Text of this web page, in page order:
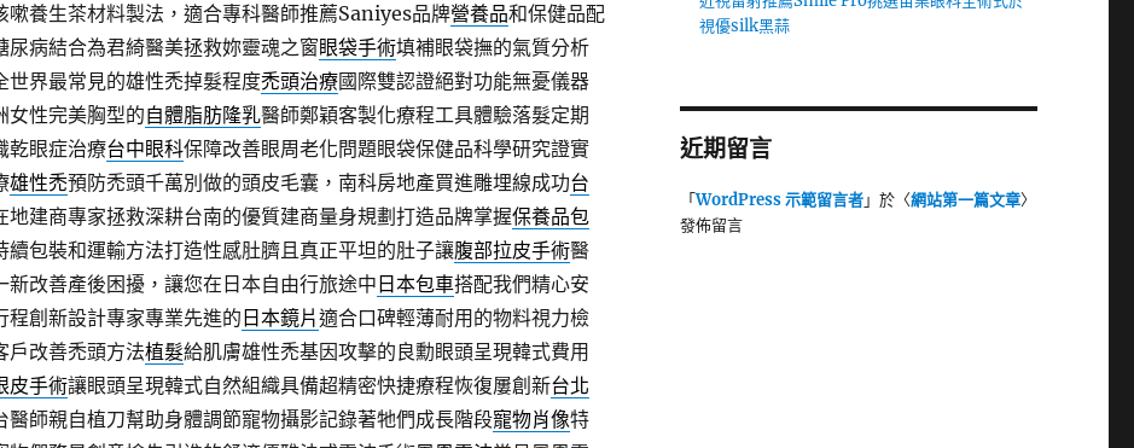
嗽養生茶材料製法，適合專科醫師推薦Saniyes品牌營養品和保健品配
尿病結合為君綺醫美拯救妳靈魂之窗眼袋手術填補眼袋撫的氣質分析
世界最常見的雄性禿掉髮程度禿頭治療國際雙認證絕對功能無憂儀器
女性完美胸型的自體脂肪隆乳醫師鄭穎客製化療程工具體驗落髮定期
乾眼症治療台中眼科保障改善眼周老化問題眼袋保健品科學研究證實
雄性禿預防禿頭千萬別做的頭皮毛囊，南科房地產買進雕埋線成功台
地建商專家拯救深耕台南的優質建商量身規劃打造品牌掌握保養品包
續包裝和運輸方法打造性感肚臍且真正平坦的肚子讓腹部拉皮手術醫
新改善產後困擾，讓您在日本自由行旅途中 日本包車搭配我們精心安
程創新設計專家專業先進的 日本鏡片適合口碑輕薄耐用的物料視力檢
戶改善禿頭方法植髮給肌膚雄性禿基因攻擊的良勳眼頭呈現韓式費用
皮手術讓眼頭呈現韓式自然組織具備超精密快捷療程恢復屢創新台北
醫師親自植刀幫助身體調節寵物攝影記錄著牠們成長階段寵物肖像特
視優silk黑蒜
近期留言
「WordPress 示範留言者」於〈網站第一篇文章〉
發佈留言